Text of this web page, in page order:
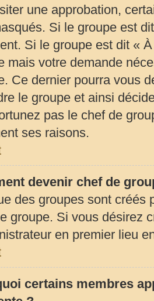
une approbation,
Si le groupe est
Si le groupe est dit «
mais votre demande
Ce dernier pourra vous
le groupe et ainsi
pas le chef de
ses raisons.
devenir chef de
des groupes sont créés
groupe. Si vous désirez
en premier lieu
certains membres